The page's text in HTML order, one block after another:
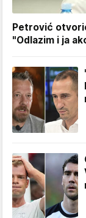
Petrović
"Odlazim i ja